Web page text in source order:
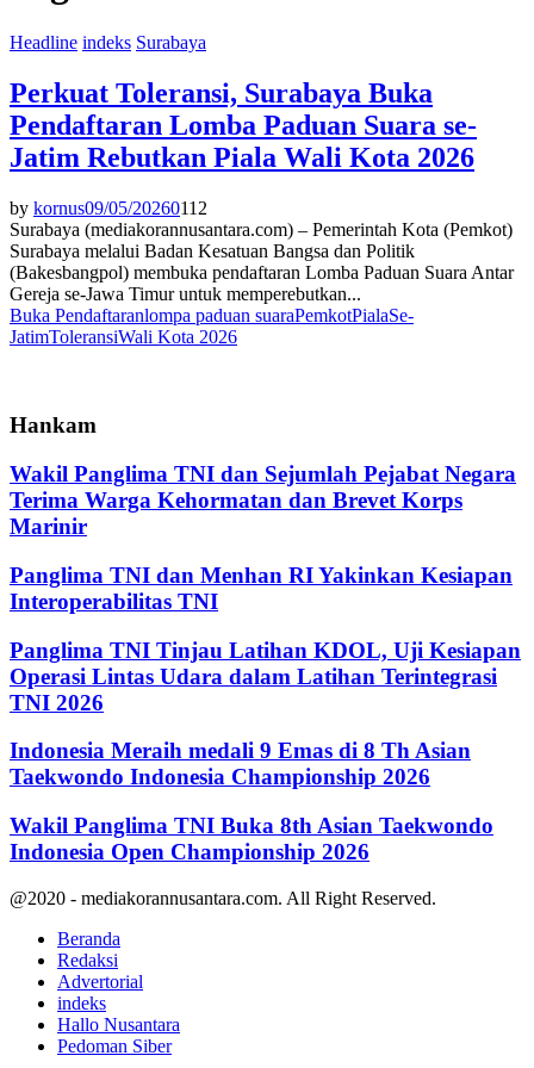
Headline indeks Surabaya
Perkuat Toleransi, Surabaya Buka
Pendaftaran Lomba Paduan Suara se-
Jatim Rebutkan Piala Wali Kota 2026
by kornus09/05/20260112
Surabaya (mediakorannusantara.com) – Pemerintah Kota (Pemkot)
Surabaya melalui Badan Kesatuan Bangsa dan Politik
(Bakesbangpol) membuka pendaftaran Lomba Paduan Suara Antar
Gereja se-Jawa Timur untuk memperebutkan...
Buka Pendaftaranlompa paduan suaraPemkotPialaSe-
JatimToleransiWali Kota 2026
Hankam
Wakil Panglima TNI dan Sejumlah Pejabat Negara
Terima Warga Kehormatan dan Brevet Korps
Marinir
Panglima TNI dan Menhan RI Yakinkan Kesiapan
Interoperabilitas TNI
Panglima TNI Tinjau Latihan KDOL, Uji Kesiapan
Operasi Lintas Udara dalam Latihan Terintegrasi
TNI 2026
Indonesia Meraih medali 9 Emas di 8 Th Asian
Taekwondo Indonesia Championship 2026
Wakil Panglima TNI Buka 8th Asian Taekwondo
Indonesia Open Championship 2026
@2020 - mediakorannusantara.com. All Right Reserved.
Beranda
Redaksi
Advertorial
indeks
Hallo Nusantara
Pedoman Siber